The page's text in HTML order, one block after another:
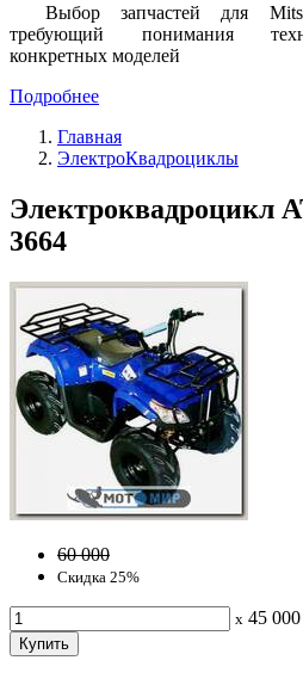
Выбор запчастей для
требующий понимания
конкретных моделей
Подробнее
Главная
ЭлектроКвадроциклы
Электроквадроцикл
3664
60 000
Скидка 25%
x 45 000